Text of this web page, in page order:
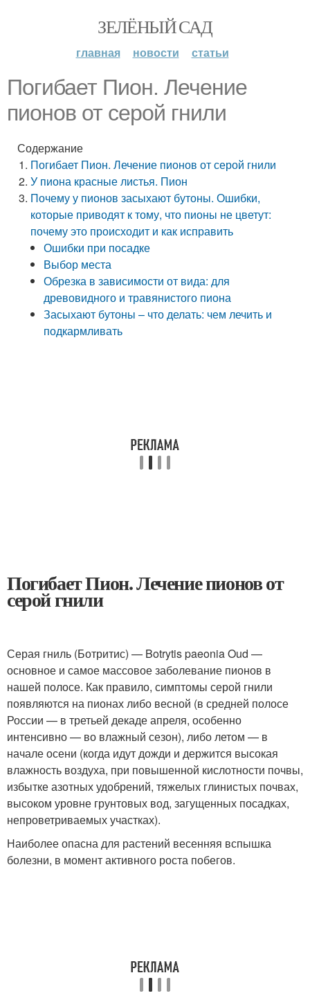
ЗЕЛЁНЫЙ САД
главная новости статьи
Погибает Пион. Лечение
пионов от серой гнили
Содержание
Погибает Пион. Лечение пионов от серой гнили
У пиона красные листья. Пион
Почему у пионов засыхают бутоны. Ошибки,
которые приводят к тому, что пионы не цветут:
почему это происходит и как исправить
Ошибки при посадке
Выбор места
Обрезка в зависимости от вида: для
древовидного и травянистого пиона
Засыхают бутоны – что делать: чем лечить и
подкармливать
Погибает Пион. Лечение пионов от
серой гнили
Серая гниль (Ботритис) — Botrytis paeonia Oud —
основное и самое массовое заболевание пионов в
нашей полосе. Как правило, симптомы серой гнили
появляются на пионах либо весной (в средней полосе
России — в третьей декаде апреля, особенно
интенсивно — во влажный сезон), либо летом — в
начале осени (когда идут дожди и держится высокая
влажность воздуха, при повышенной кислотности почвы,
избытке азотных удобрений, тяжелых глинистых почвах,
высоком уровне грунтовых вод, загущенных посадках,
непроветриваемых участках).
Наиболее опасна для растений весенняя вспышка
болезни, в момент активного роста побегов.